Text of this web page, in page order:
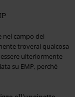
nel campo dei
troverai qualcosa
ulteriormente
su EMP, perché